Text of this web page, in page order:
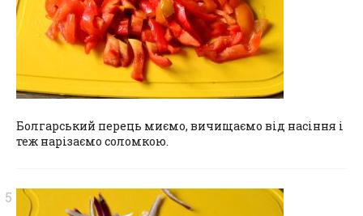
Болгарський перець миємо, вичищаємо від насіння і
теж нарізаємо соломкою.